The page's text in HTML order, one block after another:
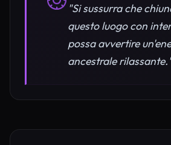
"Si sussurra che
questo luogo con
possa avvertire
ancestrale